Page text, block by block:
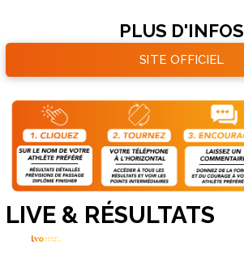
PLUS D'INFOS
SITE OFFICIEL
LIVE & RÉSULTATS